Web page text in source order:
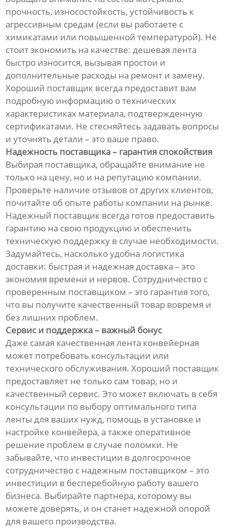
прочность, износостойкость, устойчивость к
агрессивным средам (если вы работаете с
химикатами или повышенной температурой). Не
стоит экономить на качестве: дешевая лента
быстро износится, вызывая простои и
дополнительные расходы на ремонт и замену.
Хороший поставщик всегда предоставит вам
подробную информацию о технических
характеристиках материала, подтвержденную
сертификатами. Не стесняйтесь задавать вопросы
и уточнять детали – это ваше право.
Надежность поставщика – гарантия спокойствия
Выбирая поставщика, обращайте внимание не
только на цену, но и на репутацию компании.
Проверьте наличие отзывов от других клиентов,
почитайте об опыте работы компании на рынке.
Надежный поставщик всегда готов предоставить
гарантию на свою продукцию и обеспечить
техническую поддержку в случае необходимости.
Задумайтесь, насколько удобна логистика
доставки: быстрая и надежная доставка – это
экономия времени и нервов. Сотрудничество с
проверенным поставщиком – это гарантия того,
что вы получите качественный товар вовремя и
без лишних проблем.
Сервис и поддержка – важный бонус
Даже самая качественная лента конвейерная
может потребовать консультации или
технического обслуживания. Хороший поставщик
предоставляет не только сам товар, но и
качественный сервис. Это может включать в себя
консультации по выбору оптимального типа
ленты для ваших нужд, помощь в установке и
настройке конвейера, а также оперативное
решение проблем в случае поломки. Не
забывайте, что инвестиции в долгосрочное
сотрудничество с надежным поставщиком – это
инвестиции в бесперебойную работу вашего
бизнеса. Выбирайте партнера, которому вы
можете доверять, и он станет надежной опорой
для вашего производства.